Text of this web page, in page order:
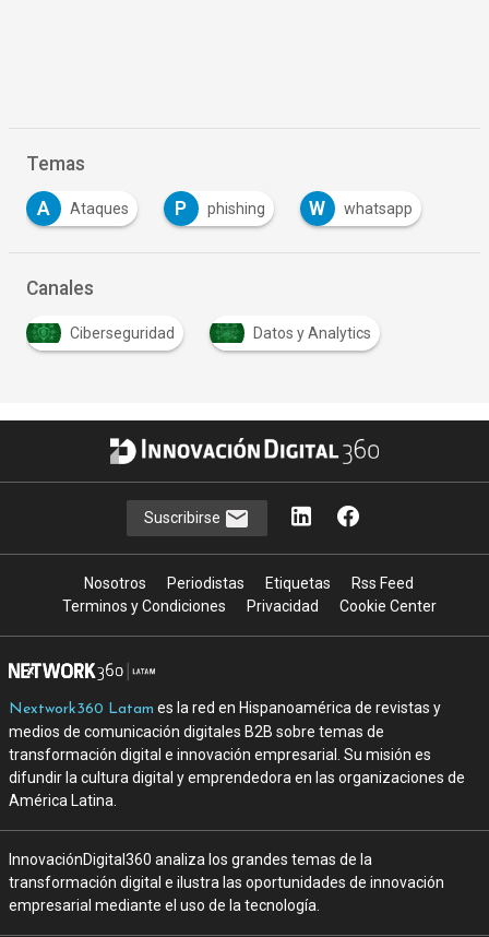
Temas
A Ataques P phishing W whatsapp
Canales
Ciberseguridad Datos y Analytics
Suscribirse
Nosotros Periodistas Etiquetas
Rss Feed
Terminos y Condiciones
Privacidad Cookie Center
Nextwork360 Latam es la red en Hispanoamérica de revistas y
medios de comunicación digitales B2B sobre temas de
transformación digital e innovación empresarial. Su misión es
difundir la cultura digital y emprendedora en las organizaciones de
América Latina.
InnovaciónDigital360 analiza los grandes temas de la
transformación digital e ilustra las oportunidades de innovación
empresarial mediante el uso de la tecnología.